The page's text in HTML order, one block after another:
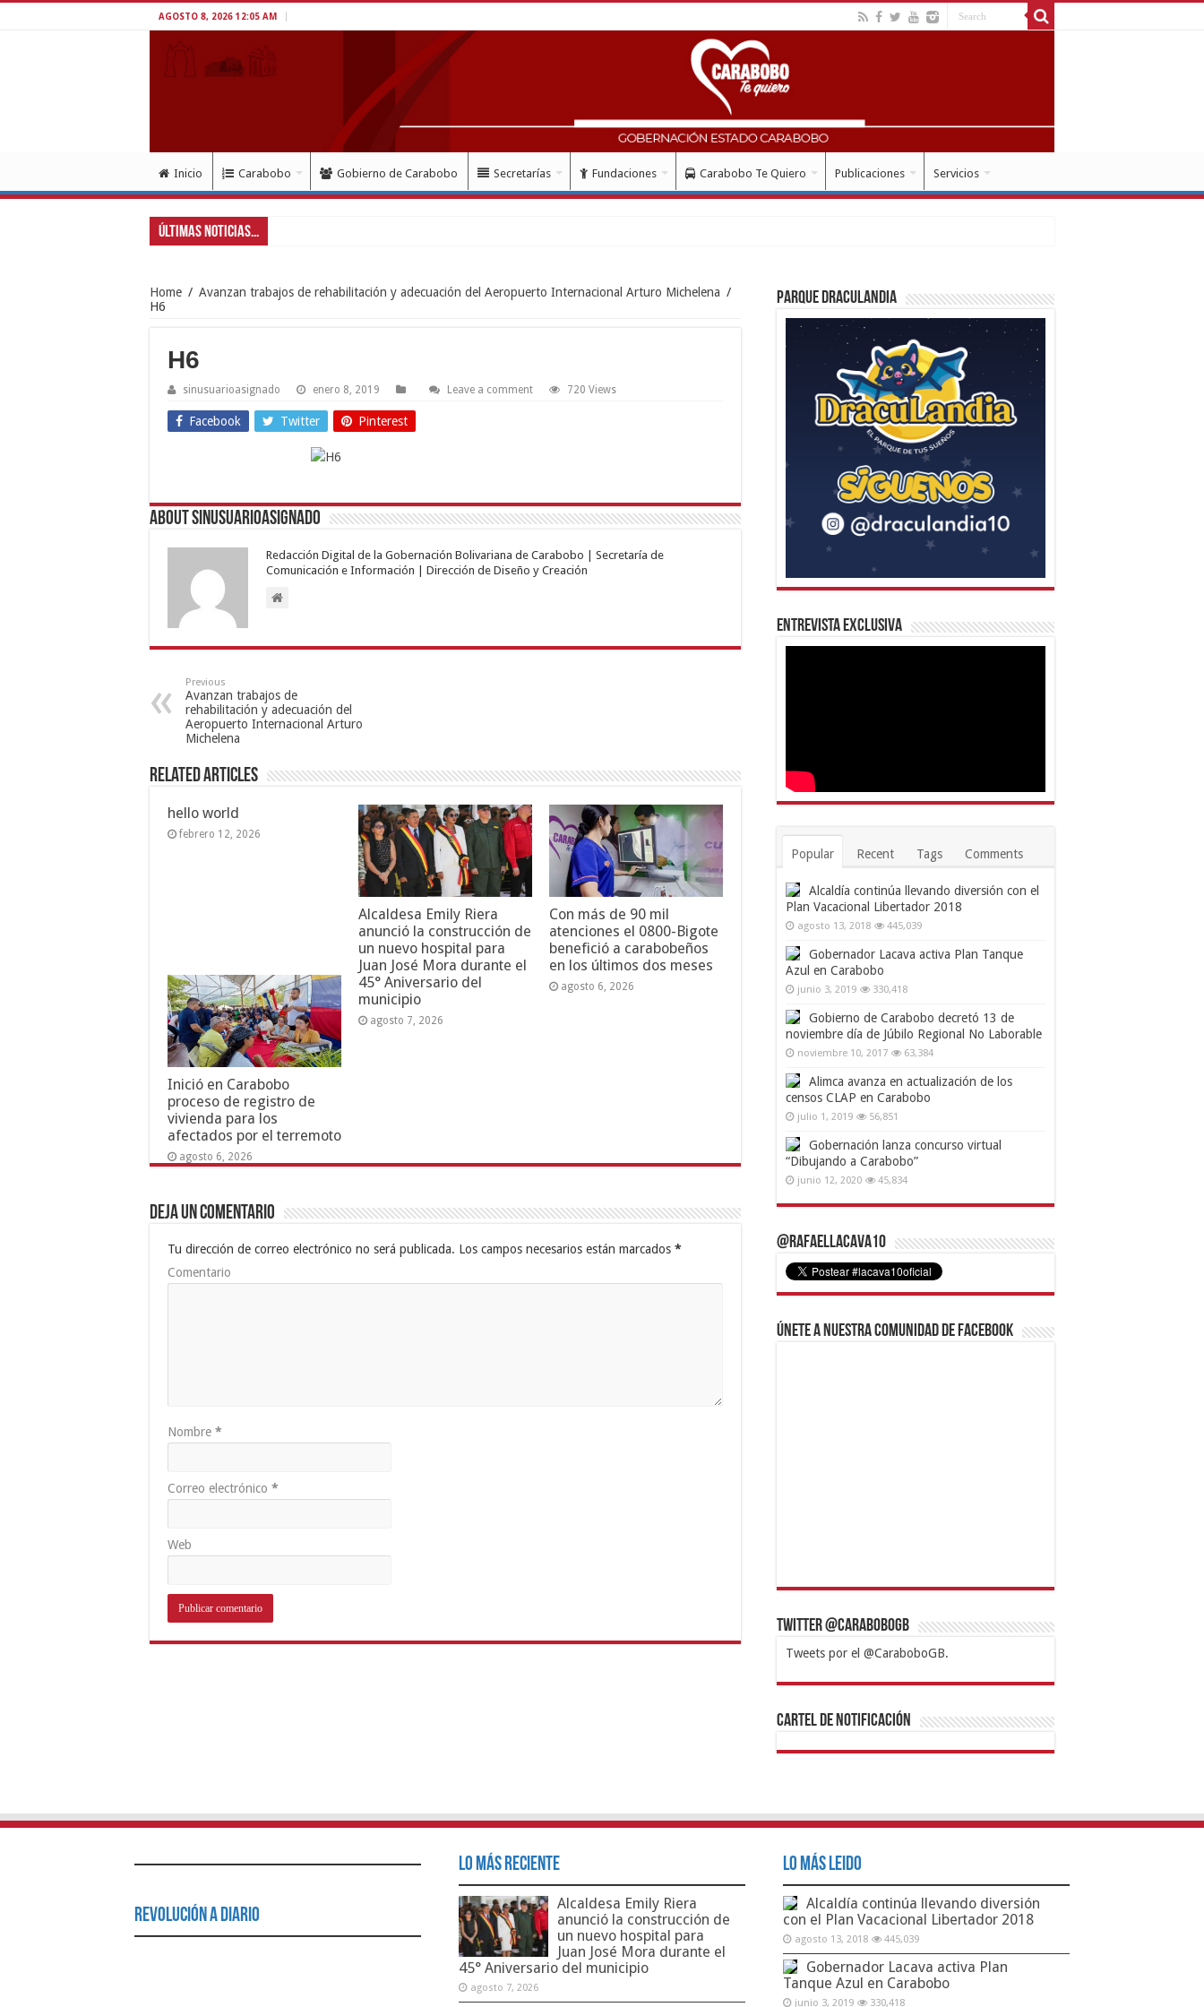
AGOSTO 8, 2026 12:05 AM
Inicio Carabobo Gobierno de Carabobo Secretarías Fundaciones Carabobo Te Quiero Publicaciones Servicios
Últimas Noticias...
Home / Avanzan trabajos de rehabilitación y adecuación del Aeropuerto Internacional Arturo Michelena /
H6
H6
sinusuarioasignado enero 8, 2019 Leave a comment 720 Views
Facebook Twitter Pinterest
About sinusuarioasignado
Redacción Digital de la Gobernación Bolivariana de Carabobo | Secretaría de
Comunicación e Información | Dirección de Diseño y Creación
Previous
Avanzan trabajos de
rehabilitación y adecuación del
Aeropuerto Internacional Arturo
Michelena
Related Articles
hello world
febrero 12, 2026
Alcaldesa Emily Riera
anunció la construcción de
un nuevo hospital para
Juan José Mora durante el
45° Aniversario del
municipio
agosto 7, 2026
Con más de 90 mil
atenciones el 0800-Bigote
benefició a carabobeños
en los últimos dos meses
agosto 6, 2026
Inició en Carabobo
proceso de registro de
vivienda para los
afectados por el terremoto
agosto 6, 2026
Deja un comentario
Tu dirección de correo electrónico no será publicada. Los campos necesarios están marcados *
Comentario
Nombre *
Correo electrónico *
Web
Parque Draculandia
Entrevista Exclusiva
Popular Recent Tags Comments
Alcaldía continúa llevando diversión con el
Plan Vacacional Libertador 2018
agosto 13, 2018 445,039
Gobernador Lacava activa Plan Tanque
Azul en Carabobo
junio 3, 2019 330,418
Gobierno de Carabobo decretó 13 de
noviembre día de Júbilo Regional No Laborable
noviembre 10, 2017 63,384
Alimca avanza en actualización de los
censos CLAP en Carabobo
julio 1, 2019 56,851
Gobernación lanza concurso virtual
“Dibujando a Carabobo”
junio 12, 2020 45,834
@RafaelLacava10
Únete a nuestra comunidad de Facebook
Twitter @CaraboboGB
Tweets por el @CaraboboGB.
1xbetBetturkeyBetistKralbetSupertotobetTipobet
https://mvbcasino.com/
Cartel de Notificación
Revolución a Diario
Lo Más Reciente
Alcaldesa Emily Riera
anunció la construcción de
un nuevo hospital para
Juan José Mora durante el
45° Aniversario del municipio
agosto 7, 2026
Lo Más Leido
Alcaldía continúa llevando diversión
con el Plan Vacacional Libertador 2018
agosto 13, 2018 445,039
Gobernador Lacava activa Plan
Tanque Azul en Carabobo
junio 3, 2019 330,418